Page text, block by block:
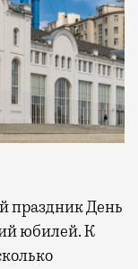
юбилей. К